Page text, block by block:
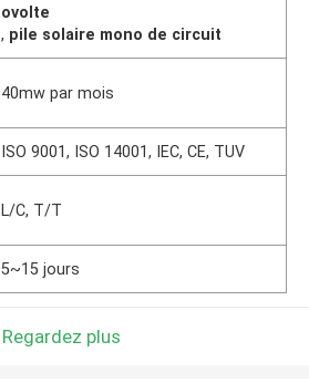
ovolte
, pile solaire mono de circuit
40mw par mois
ISO 9001, ISO 14001, IEC, CE, TUV
L/C, T/T
5~15 jours
Regardez plus